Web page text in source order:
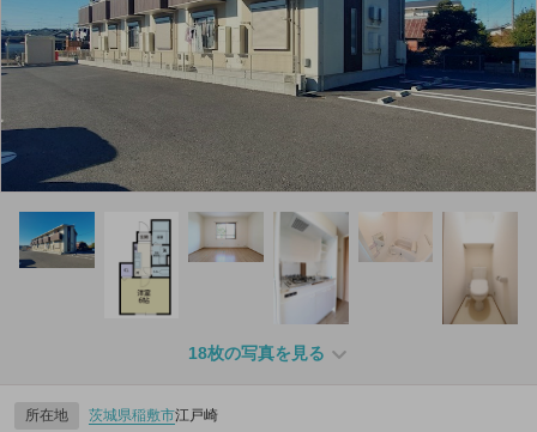
18枚の写真を見る
所在地 茨城県稲敷市江戸崎